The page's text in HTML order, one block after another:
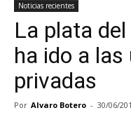
Noticias recientes
La plata del
ha ido a
privadas
Por Alvaro Botero - 30/06/